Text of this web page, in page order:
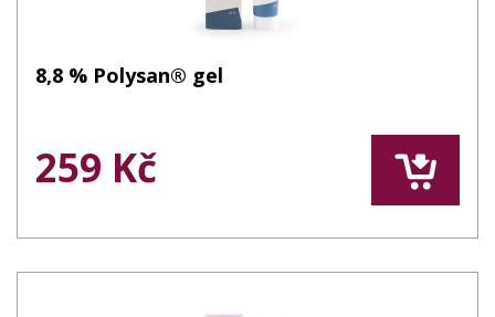
8,8 % Polysan® gel
259 Kč